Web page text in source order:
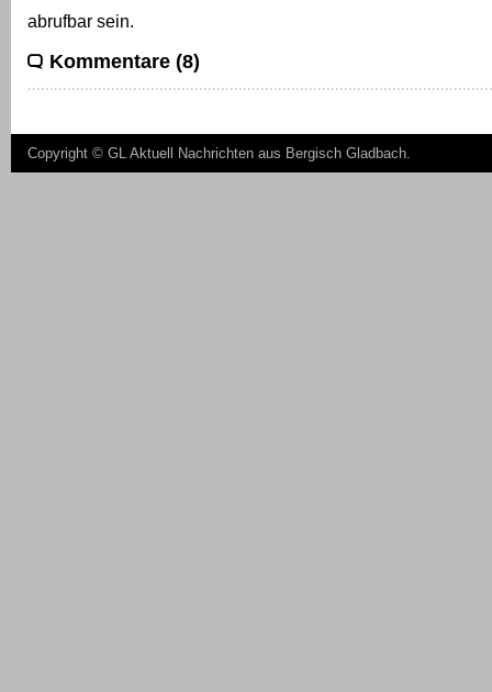
abrufbar sein.
Kommentare (8)
Copyright © GL Aktuell Nachrichten aus Bergisch Gladbach.